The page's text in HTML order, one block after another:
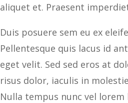
aliquet et. Praesent
Duis posuere sem eu ex
Pellentesque quis lacus id
eget velit. Sed sed eros at
risus dolor, iaculis in
Nulla tempus nunc vel